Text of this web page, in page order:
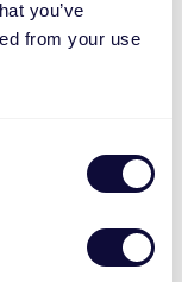
you’ve
from your use